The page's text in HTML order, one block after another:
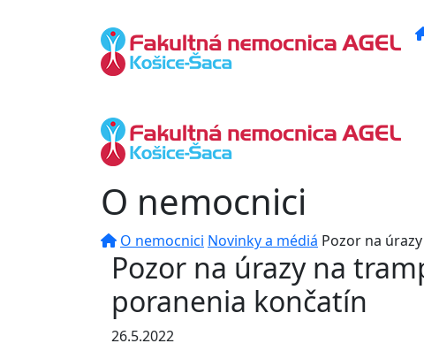
O nemocnici
O nemocnici Novinky a médiá Pozor na
Pozor na úrazy na
poranenia končatín
26.5.2022